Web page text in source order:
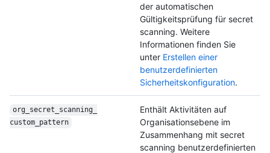
der automatischen
Gültigkeitsprüfung für secret
scanning. Weitere
Informationen finden Sie
unter Erstellen einer
benutzerdefinierten
Sicherheitskonfiguration.
org_secret_scanning_
custom_pattern
Enthält Aktivitäten auf
Organisationsebene im
Zusammenhang mit secret
scanning benutzerdefinierten